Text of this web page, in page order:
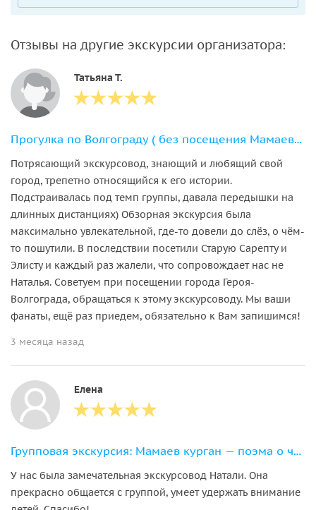
Отзывы на другие экскурсии организатора:
Татьяна Т.
Прогулка по Волгограду ( без посещения Мамаева кургана)
Потрясающий экскурсовод, знающий и любящий свой
город, трепетно относящийся к его истории.
Подстраивалась под темп группы, давала передышки на
длинных дистанциях) Обзорная экскурсия была
максимально увлекательной, где-то довели до слёз, о чём-
то пошутили. В последствии посетили Старую Сарепту и
Элисту и каждый раз жалели, что сопровождает нас не
Наталья. Советуем при посещении города Героя-
Волгограда, обращаться к этому экскурсоводу. Мы ваши
фанаты, ещё раз приедем, обязательно к Вам запишимся!
3 месяца назад
Елена
Групповая экскурсия: Мамаев курган — поэма о человеческом подвиге
У нас была замечательная экскурсовод Натали. Она
прекрасно общается с группой, умеет удержать внимание